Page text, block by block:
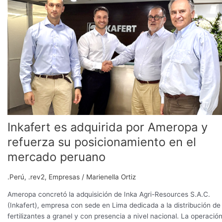
Inkafert es adquirida por Ameropa y
refuerza su posicionamiento en el
mercado peruano
.Perú, .rev2, Empresas / Marienella Ortiz
Ameropa concretó la adquisición de Inka Agri-Resources S.A.C.
(Inkafert), empresa con sede en Lima dedicada a la distribución de
fertilizantes a granel y con presencia a nivel nacional. La operación
por
Ameropa
y
refuerza
posicionamiento
mercado
peruano